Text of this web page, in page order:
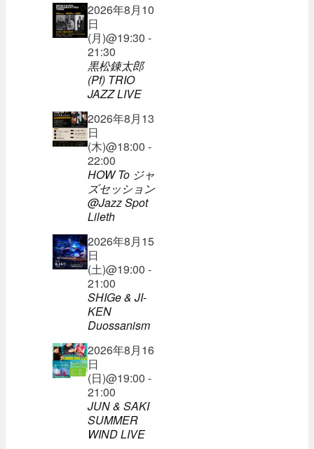
2026年8月10
日
(月)@19:30 -
21:30
黒松錬太郎
(Pf) TRIO
JAZZ LIVE
2026年8月13
日
(木)@18:00 -
22:00
HOW To ジャ
ズセッション
@Jazz Spot
Lileth
2026年8月15
日
(土)@19:00 -
21:00
SHIGe & JI-
KEN
Duossanism
2026年8月16
日
(日)@19:00 -
21:00
JUN & SAKI
SUMMER
WIND LIVE